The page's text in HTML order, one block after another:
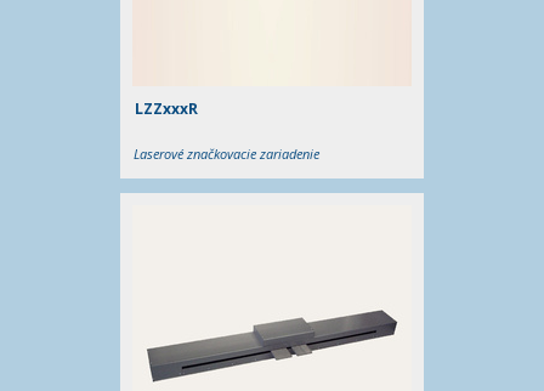
LZZxxxR
Laserové značkovacie zariadenie